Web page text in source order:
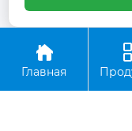
 +86
Copyright ©ООО

Главная